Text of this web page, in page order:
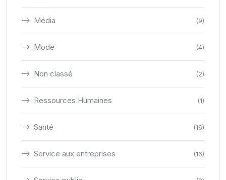
Média (9)
Mode (4)
Non classé (2)
Ressources Humaines (1)
Santé (16)
Service aux entreprises (16)